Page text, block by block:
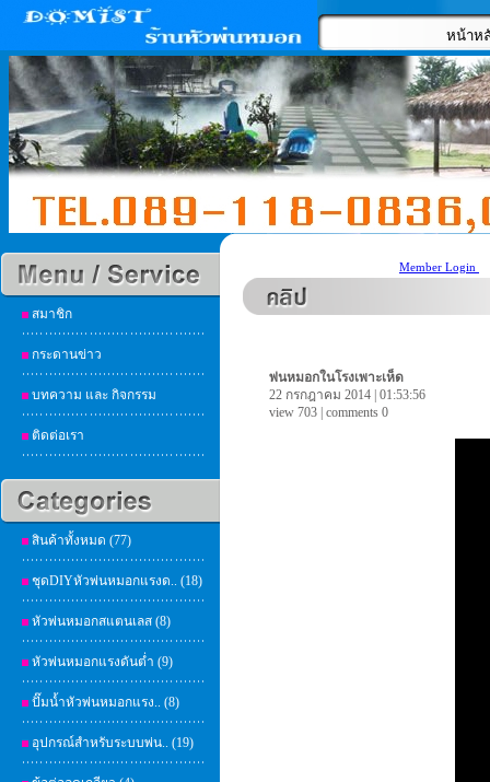
หน้าห
สมาชิก
กระดานข่าว
บทความ และ กิจกรรม
ติดต่อเรา
สินค้าทั้งหมด (77)
ชุดDIYหัวพ่นหมอกแรงด.. (18)
หัวพ่นหมอกสแตนเลส (8)
หัวพ่นหมอกแรงดันต่ำ (9)
ปั๊มน้ำหัวพ่นหมอกแรง.. (8)
อุปกรณ์สำหรับระบบพ่น.. (19)
Member Login
พ่นหมอกในโรงเพาะเห็ด
22 กรกฎาคม 2014 | 01:53:56
view 703 | comments 0